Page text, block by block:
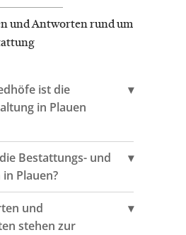
und Antworten rund um
ist die
in Plauen
Bestattungs- und
Plauen?
und
stehen zur